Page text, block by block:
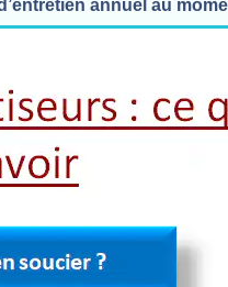
annuel au